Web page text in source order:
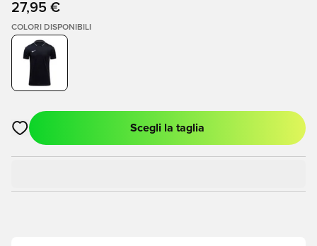
27,95 €
COLORI DISPONIBILI
Apre una finestra modale per accedere o registrarsi come
Scegli la taglia